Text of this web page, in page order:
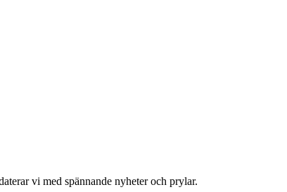
vi med spännande nyheter och prylar.